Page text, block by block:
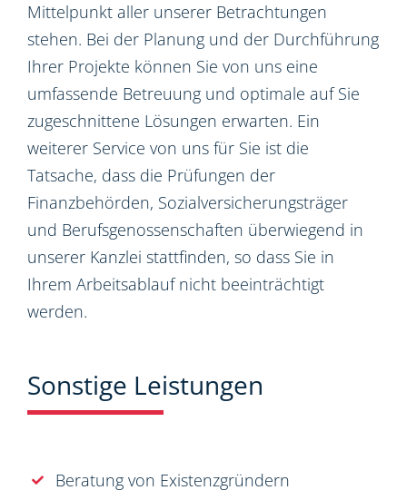
Mittelpunkt aller unserer Betrachtungen
stehen. Bei der Planung und der Durchführung
Ihrer Projekte können Sie von uns eine
umfassende Betreuung und optimale auf Sie
zugeschnittene Lösungen erwarten. Ein
weiterer Service von uns für Sie ist die
Tatsache, dass die Prüfungen der
Finanzbehörden, Sozialversicherungsträger
und Berufsgenossenschaften überwiegend in
unserer Kanzlei stattfinden, so dass Sie in
Ihrem Arbeitsablauf nicht beeinträchtigt
werden.
Sonstige Leistungen
Beratung von Existenzgründern